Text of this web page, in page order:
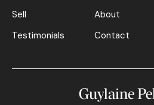
Sell
About
Testimonials
Contact
Guylaine